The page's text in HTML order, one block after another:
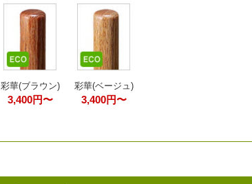
彩華(ブラウン)
3,400円〜
彩華(ベージュ)
3,400円〜